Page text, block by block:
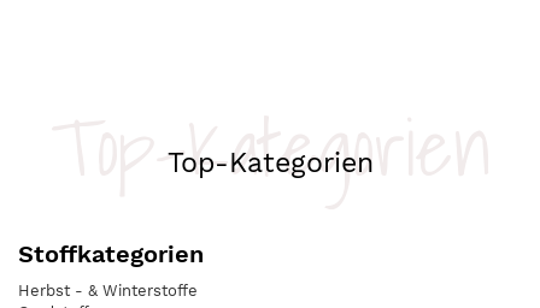
Top-Kategorien
Top-Kategorien
Stoffkategorien
Herbst - & Winterstoffe